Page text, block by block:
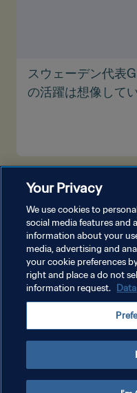
スウェーデン代表
の活躍は想像してい
プライバシーポリシー
クッキー設定の管理
Copyright © 1994 - 2026 FIFA. All rights
Your Privacy
We use cookies to
social media features and
information about your
media, advertising and
your cookie preferences
right and place a do not
information request.